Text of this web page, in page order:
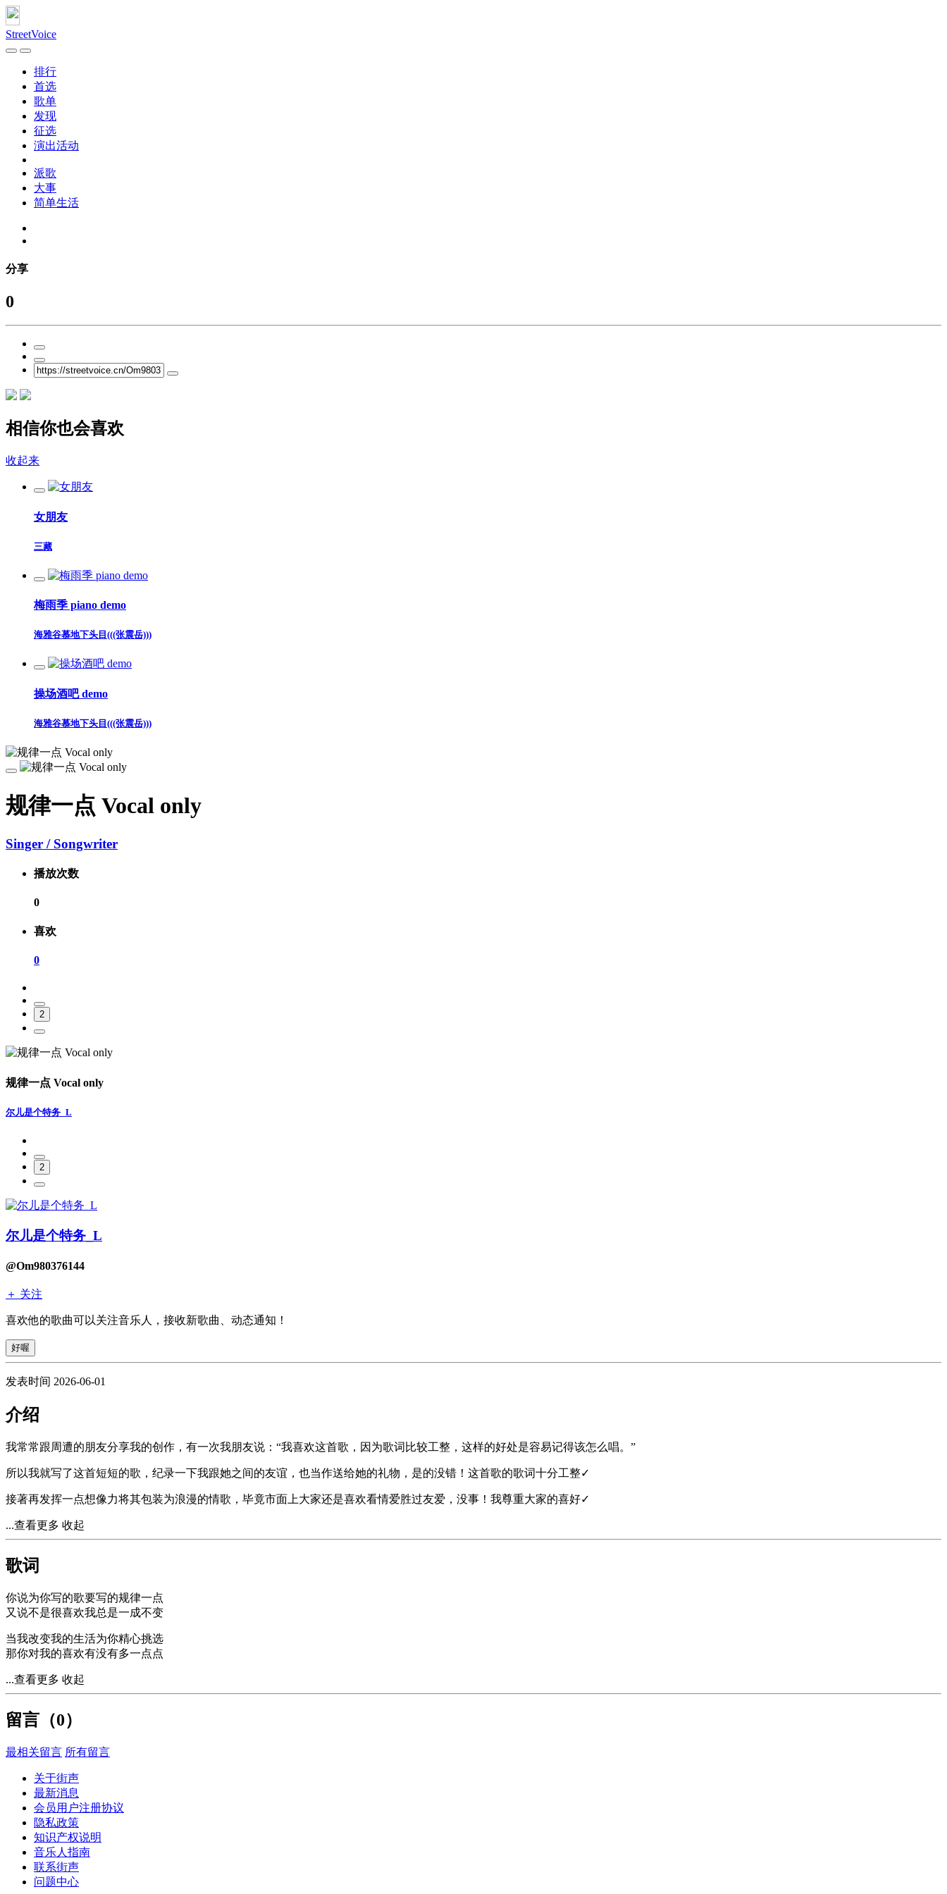
StreetVoice
排行
首选
歌单
发现
征选
演出活动
派歌
大事
简单生活
分享
0
相信你也会喜欢
收起来
女朋友
三藏
梅雨季 piano demo
海雅谷慕地下头目(((张震岳)))
操场酒吧 demo
海雅谷慕地下头目(((张震岳)))
规律一点 Vocal only
Singer / Songwriter
播放次数
0
喜欢
0
2
规律一点 Vocal only
尔儿是个特务_L
2
尔儿是个特务_L
@Om980376144
＋ 关注
喜欢他的歌曲可以关注音乐人，接收新歌曲、动态通知！
好喔
发表时间 2026-06-01
介绍
我常常跟周遭的朋友分享我的创作，有一次我朋友说：“我喜欢这首歌，因为歌词比较工整，这样的好处是容易记得该怎么唱。”
所以我就写了这首短短的歌，纪录一下我跟她之间的友谊，也当作送给她的礼物，是的没错！这首歌的歌词十分工整✓
接著再发挥一点想像力将其包装为浪漫的情歌，毕竟市面上大家还是喜欢看情爱胜过友爱，没事！我尊重大家的喜好✓
...查看更多 收起
歌词
你说为你写的歌要写的规律一点
又说不是很喜欢我总是一成不变
当我改变我的生活为你精心挑选
那你对我的喜欢有没有多一点点
...查看更多 收起
留言（0）
最相关留言 所有留言
关于街声
最新消息
会员用户注册协议
隐私政策
知识产权说明
音乐人指南
联系街声
问题中心